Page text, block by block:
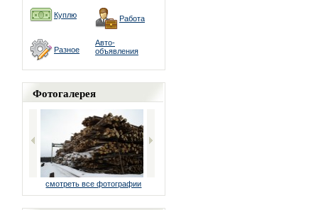
Куплю Работа
Разное
Авто-
объявления
Фотогалерея
смотреть все фотографии